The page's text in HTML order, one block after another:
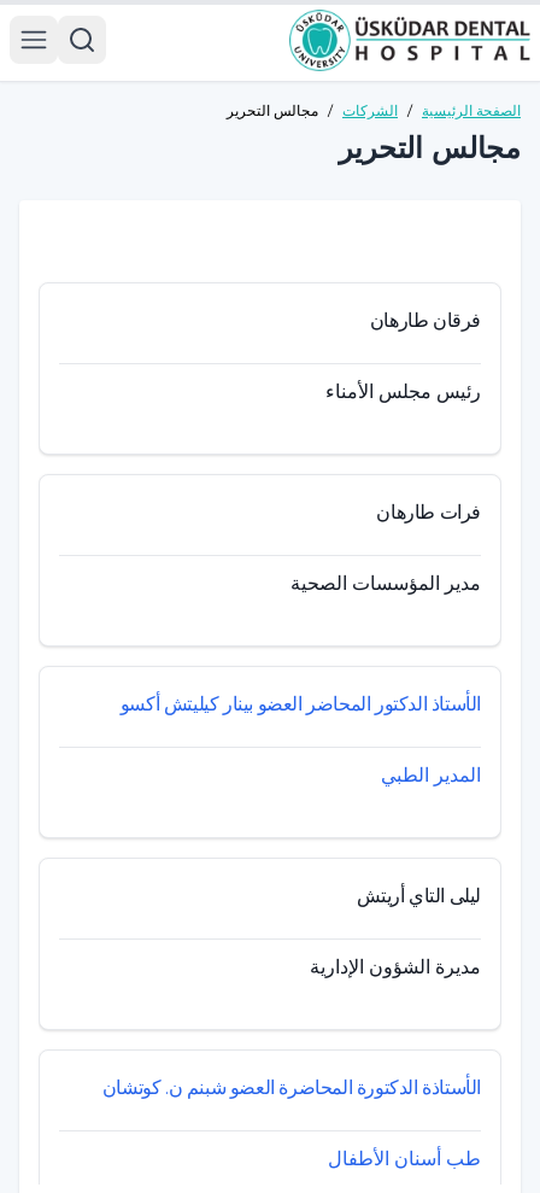
الصفحة الرئيسية / الشركات / مجالس التحرير
مجالس التحرير
فرقان طارهان
رئيس مجلس الأمناء
فرات طارهان
مدير المؤسسات الصحية
الأستاذ الدكتور المحاضر العضو بينار كيليتش أكسو
المدير الطبي
ليلى التاي أريتش
مديرة الشؤون الإدارية
الأستاذة الدكتورة المحاضرة العضو شبنم ن. كوتشان
طب أسنان الأطفال